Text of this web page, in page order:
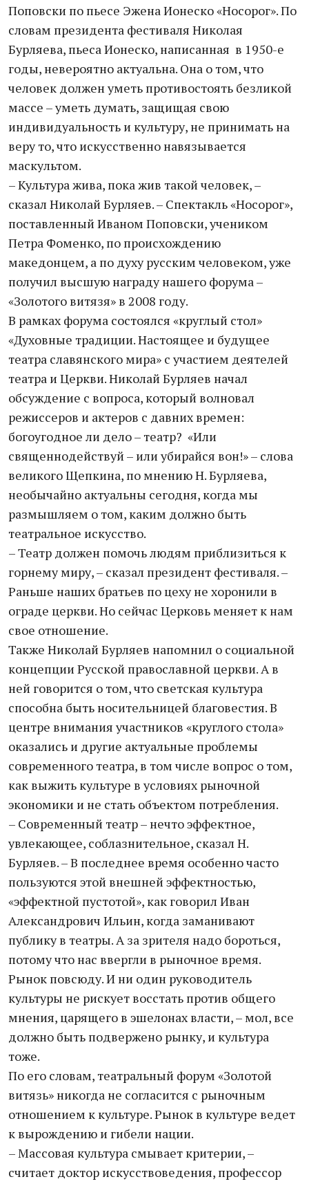
Поповски по пьесе Эжена Ионеско «Носорог». По
словам президента фестиваля Николая
Бурляева, пьеса Ионеско, написанная в 1950-е
годы, невероятно актуальна. Она о том, что
человек должен уметь противостоять безликой
массе – уметь думать, защищая свою
индивидуальность и культуру, не принимать на
веру то, что искусственно навязывается
маскультом.
– Культура жива, пока жив такой человек, –
сказал Николай Бурляев. – Спектакль «Носорог»,
поставленный Иваном Поповски, учеником
Петра Фоменко, по происхождению
македонцем, а по духу русским человеком, уже
получил высшую награду нашего форума –
«Золотого витязя» в 2008 году.
В рамках форума состоялся «круглый стол»
«Духовные традиции. Настоящее и будущее
театра славянского мира» с участием деятелей
театра и Церкви. Николай Бурляев начал
обсуждение с вопроса, который волновал
режиссеров и актеров с давних времен:
богоугодное ли дело – театр? «Или
священнодействуй – или убирайся вон!» – слова
великого Щепкина, по мнению Н. Бурляева,
необычайно актуальны сегодня, когда мы
размышляем о том, каким должно быть
театральное искусство.
– Театр должен помочь людям приблизиться к
горнему миру, – сказал президент фестиваля. –
Раньше наших братьев по цеху не хоронили в
ограде церкви. Но сейчас Церковь меняет к нам
свое отношение.
Также Николай Бурляев напомнил о социальной
концепции Русской православной церкви. А в
ней говорится о том, что светская культура
способна быть носительницей благовестия. В
центре внимания участников «круглого стола»
оказались и другие актуальные проблемы
современного театра, в том числе вопрос о том,
как выжить культуре в условиях рыночной
экономики и не стать объектом потребления.
– Современный театр – нечто эффектное,
увлекающее, соблазнительное, сказал Н.
Бурляев. – В последнее время особенно часто
пользуются этой внешней эффектностью,
«эффектной пустотой», как говорил Иван
Александрович Ильин, когда заманивают
публику в театры. А за зрителя надо бороться,
потому что нас ввергли в рыночное время.
Рынок повсюду. И ни один руководитель
культуры не рискует восстать против общего
мнения, царящего в эшелонах власти, – мол, все
должно быть подвержено рынку, и культура
тоже.
По его словам, театральный форум «Золотой
витязь» никогда не согласится с рыночным
отношением к культуре. Рынок в культуре ведет
к вырождению и гибели нации.
– Массовая культура смывает критерии, –
считает доктор искусствоведения, профессор